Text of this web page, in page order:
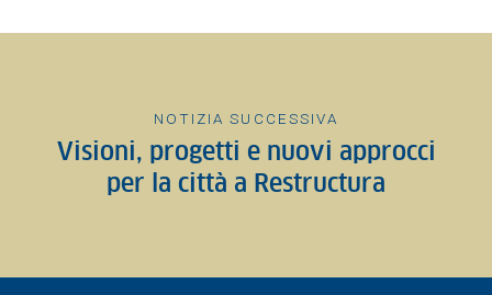
NOTIZIA SUCCESSIVA
Visioni, progetti e nuovi approcci
per la città a Restructura